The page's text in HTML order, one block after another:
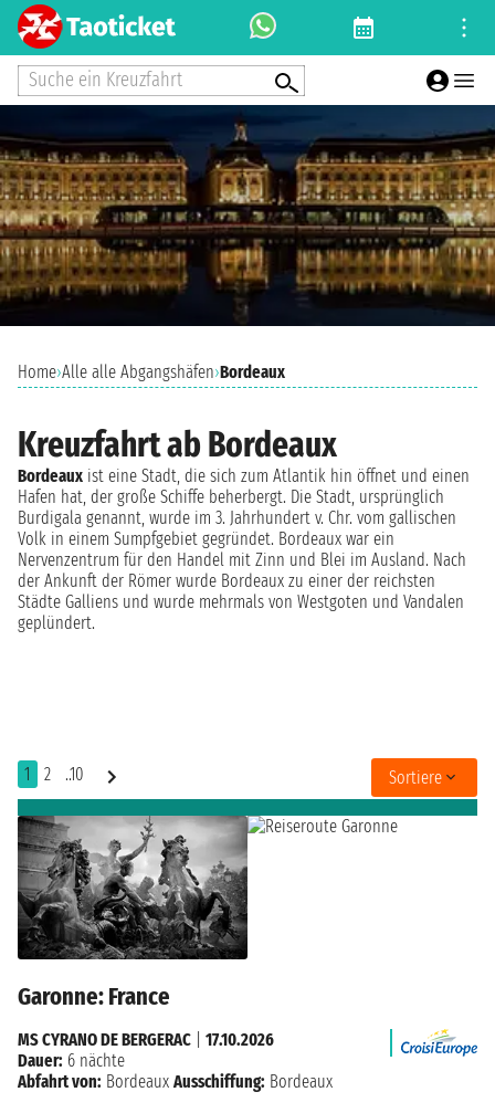
Suche ein Kreuzfahrt
Home›Alle alle Abgangshäfen›Bordeaux
Kreuzfahrt ab Bordeaux
Bordeaux ist eine Stadt, die sich zum Atlantik hin öffnet und einen
Hafen hat, der große Schiffe beherbergt. Die Stadt, ursprünglich
Burdigala genannt, wurde im 3. Jahrhundert v. Chr. vom gallischen
Volk in einem Sumpfgebiet gegründet. Bordeaux war ein
Nervenzentrum für den Handel mit Zinn und Blei im Ausland. Nach
der Ankunft der Römer wurde Bordeaux zu einer der reichsten
Städte Galliens und wurde mehrmals von Westgoten und Vandalen
geplündert.
1 2 ..10 Sortiere
Garonne: France
MS CYRANO DE BERGERAC
17.10.2026
Dauer: 6 nächte
Abfahrt von: Bordeaux Ausschiffung: Bordeaux